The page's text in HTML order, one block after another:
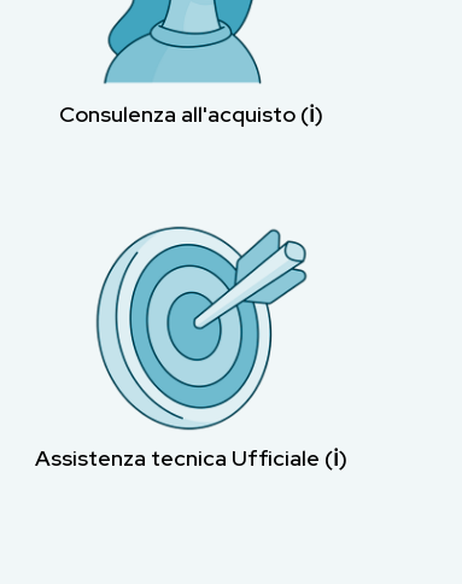
Consulenza all'acquisto (ℹ︎)
Assistenza tecnica Ufficiale (ℹ︎)